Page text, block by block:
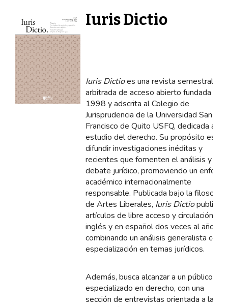
Iuris Dictio
Iuris Dictioes una revista semestral
arbitrada de acceso abierto fundada en
1998 y adscrita al Colegio de
Jurisprudencia de la Universidad San
Francisco de Quito USFQ, dedicada al
estudio del derecho. Su propósito es
difundir investigaciones inéditas y
recientes que fomenten el análisis y
debate jurídico, promoviendo un enfoque
académico internacionalmente
responsable. Publicada bajo la filosofía
de Artes Liberales, Iuris Dictiopublica
artículos de libre acceso y circulación en
inglés y en español dos veces al año,
combinando un análisis generalista con
especialización en temas jurídicos.
Además, busca alcanzar a un público
especializado en derecho, con una
sección de entrevistas orientada a la